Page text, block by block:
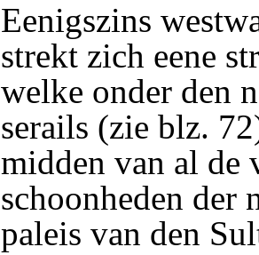
Eenigszins
strekt zich eene
welke onder den
serails (zie blz.
midden van al de
schoonheden der
paleis van den